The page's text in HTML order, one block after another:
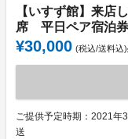
【いすず館】来
席 平日ペア宿泊券
¥30,000 (税込/送料込)
ご提供予定時期：2021年
送